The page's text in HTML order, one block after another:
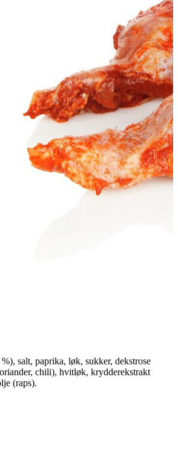
salt, paprika, løk, sukker, dekstrose
chili), hvitløk, krydderekstrakt
(raps).